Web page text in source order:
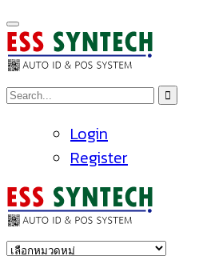
Login
Register